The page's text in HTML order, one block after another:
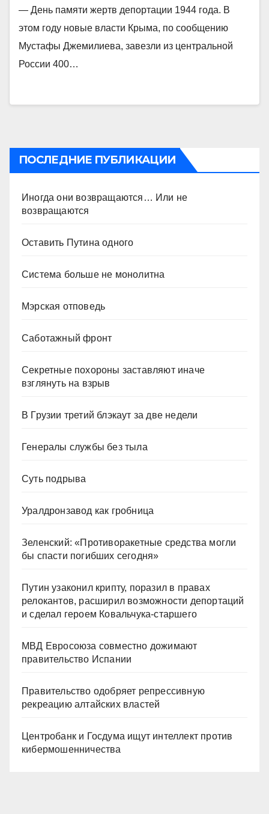
— День памяти жертв депортации 1944 года. В
этом году новые власти Крыма, по сообщению
Мустафы Джемилиева, завезли из центральной
России 400…
ПОСЛЕДНИЕ ПУБЛИКАЦИИ
Иногда они возвращаются… Или не
возвращаются
Оставить Путина одного
Система больше не монолитна
Мэрская отповедь
Саботажный фронт
Секретные похороны заставляют иначе
взглянуть на взрыв
В Грузии третий блэкаут за две недели
Генералы службы без тыла
Суть подрыва
Уралдронзавод как гробница
Зеленский: «Противоракетные средства могли
бы спасти погибших сегодня»
Путин узаконил крипту, поразил в правах
релокантов, расширил возможности депортаций
и сделал героем Ковальчука-старшего
МВД Евросоюза совместно дожимают
правительство Испании
Правительство одобряет репрессивную
рекреацию алтайских властей
Центробанк и Госдума ищут интеллект против
кибермошенничества